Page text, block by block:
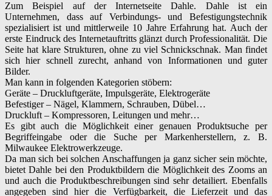
Zum Beispiel auf der Internetseite Dahle. Dahle ist ein
Unternehmen, dass auf Verbindungs- und Befestigungstechnik
spezialisiert ist und mittlerweile 10 Jahre Erfahrung hat. Auch der
erste Eindruck des Internetauftritts glänzt durch Professionalität. Die
Seite hat klare Strukturen, ohne zu viel Schnickschnak. Man findet
sich hier schnell zurecht, anhand von Informationen und guter
Bilder.
Man kann in folgenden Kategorien stöbern:
Geräte – Druckluftgeräte, Impulsgeräte, Elektrogeräte
Befestiger – Nägel, Klammern, Schrauben, Dübel…
Druckluft – Kompressoren, Leitungen und mehr…
Es gibt auch die Möglichkeit einer genauen Produktsuche per
Begriffeingabe oder die Suche per Markenherstellern, z. B.
Milwaukee Elektrowerkzeuge.
Da man sich bei solchen Anschaffungen ja ganz sicher sein möchte,
bietet Dahle bei den Produktbildern die Möglichkeit des Zooms an
und auch die Produktbeschreibungen sind sehr detailiert. Ebenfalls
angegeben sind hier die Verfügbarkeit, die Lieferzeit und das